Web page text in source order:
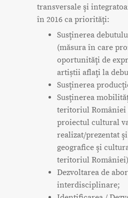
transversale şi
în 2016 ca priorităţi:
Susţinerea
(măsura în care
oportunităţi de
artiștii aflaţi la
Susţinerea
Susţinerea
teritoriul României
proiectul cultural
realizat/prezentat
geografice şi
teritoriul
Dezvoltarea de
interdisciplinare;